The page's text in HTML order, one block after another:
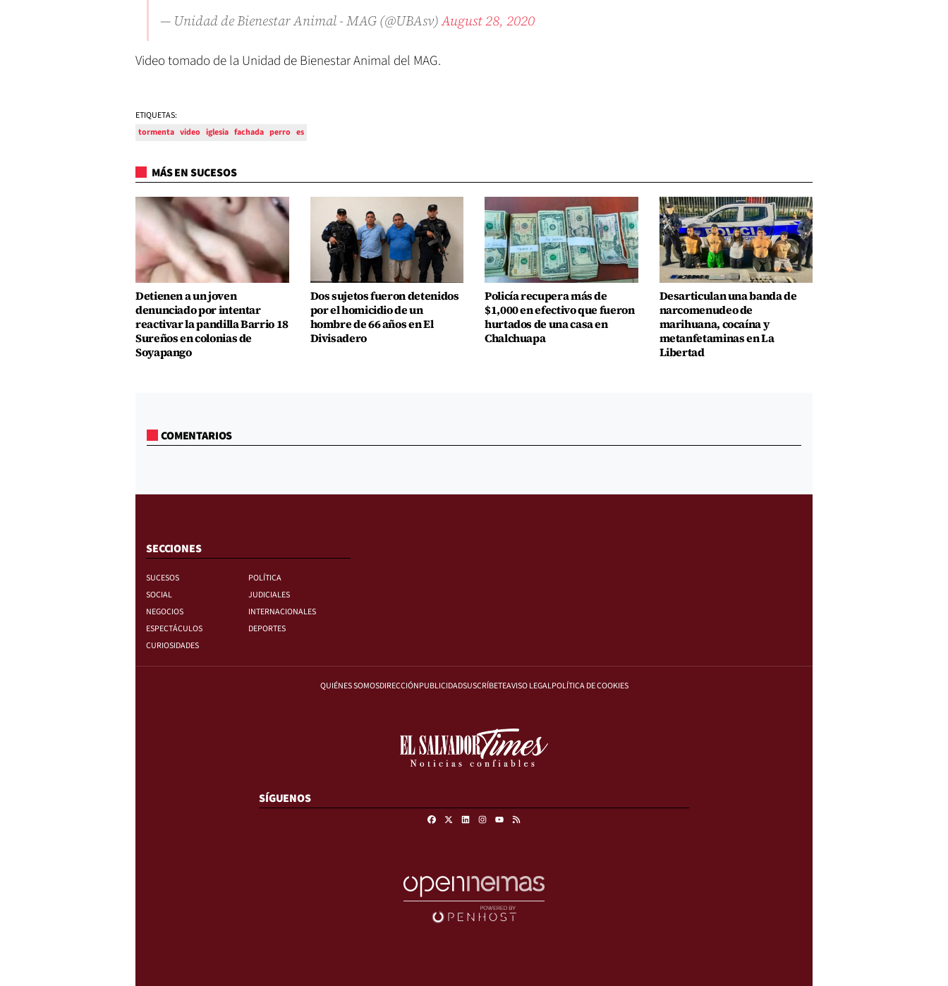
— Unidad de Bienestar Animal - MAG (@UBAsv)August 28, 2020
Video tomado de la Unidad de Bienestar Animal del MAG.
ETIQUETAS:
tormenta video iglesia fachada perro es
MÁS EN SUCESOS
Detienen a un joven
denunciado por intentar
reactivar la pandilla Barrio 18
Sureños en colonias de
Soyapango
Dos sujetos fueron detenidos
por el homicidio de un
hombre de 66 años en El
Divisadero
Policía recupera más de
$1,000 en efectivo que fueron
hurtados de una casa en
Chalchuapa
Desarticulan una banda de
narcomenudeo de
marihuana, cocaína y
metanfetaminas en La
Libertad
COMENTARIOS
SECCIONES
SUCESOS
POLÍTICA
SOCIAL
JUDICIALES
NEGOCIOS
INTERNACIONALES
ESPECTÁCULOS
DEPORTES
CURIOSIDADES
QUIÉNES SOMOSDIRECCIÓNPUBLICIDADSUSCRÍBETEAVISO LEGALPOLÍTICA DE COOKIES
SÍGUENOS
FacebookLinkedinInstagram